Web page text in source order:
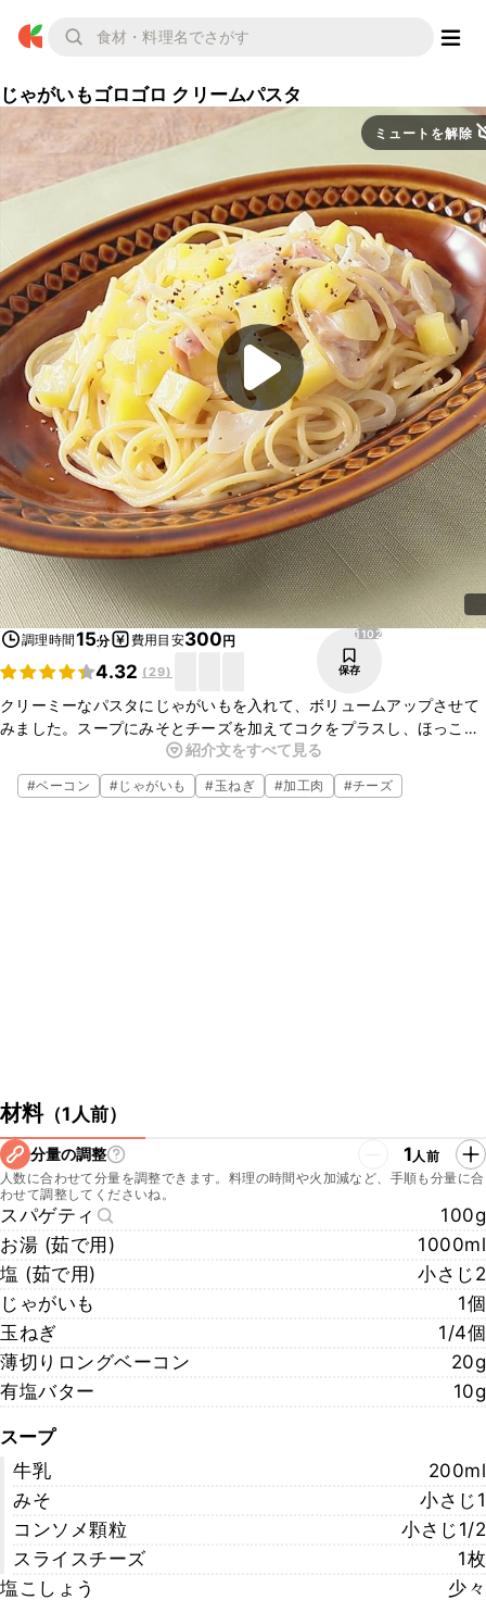
じゃがいもゴロゴロ クリームパスタ
ミュートを解除
調理時間15分 費用目安300円
4.32 (29)
1102
保存
クリーミーなパスタにじゃがいもを入れて、ボリュームアップさせて
みました。スープにみそとチーズを加えてコクをプラスし、ほっこり
温まるやさしい味に仕上げました。電子レンジを使って加熱するの
で、煮込む時間が少なくて便利です。
紹介文をすべて見る
#ベーコン #じゃがいも #玉ねぎ #加工肉 #チーズ
材料（1人前）
分量の調整 1人前
人数に合わせて分量を調整できます。料理の時間や火加減など、手順も分量に合
わせて調整してくださいね。
スパゲティ
100g
お湯 (茹で用)
1000ml
塩 (茹で用)
小さじ2
じゃがいも
1個
玉ねぎ
1/4個
薄切りロングベーコン
20g
有塩バター
10g
スープ
牛乳
200ml
みそ
小さじ1
コンソメ顆粒
小さじ1/2
スライスチーズ
1枚
塩こしょう
少々